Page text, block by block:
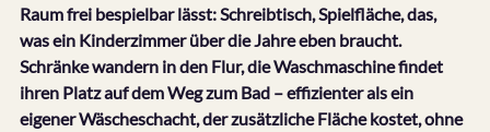
Raum frei bespielbar lässt: Schreibtisch, Spielfläche, das,
was ein Kinderzimmer über die Jahre eben braucht.
Schränke wandern in den Flur, die Waschmaschine findet
ihren Platz auf dem Weg zum Bad – effizienter als ein
eigener Wäscheschacht, der zusätzliche Fläche kostet, ohne